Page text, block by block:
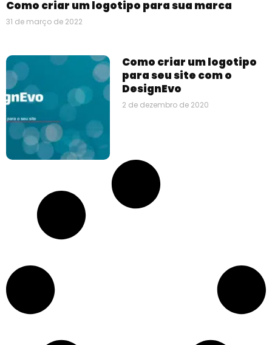
Como criar um logotipo para sua marca
31 de março de 2022
Como criar um logotipo
para seu site com o
DesignEvo
2 de dezembro de 2020